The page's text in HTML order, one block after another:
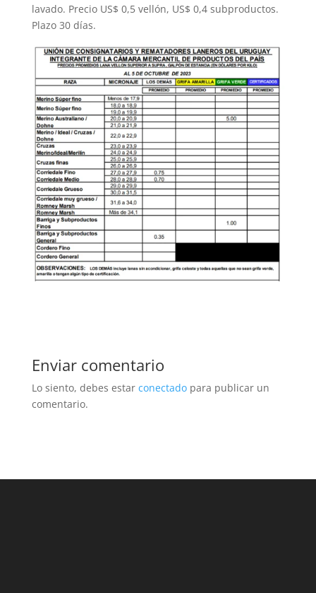
lavado. Precio US$ 0,5 vellón, US$ 0,4 subproductos.
Plazo 30 días.
Enviar comentario
Lo siento, debes estar conectadopara publicar un
comentario.